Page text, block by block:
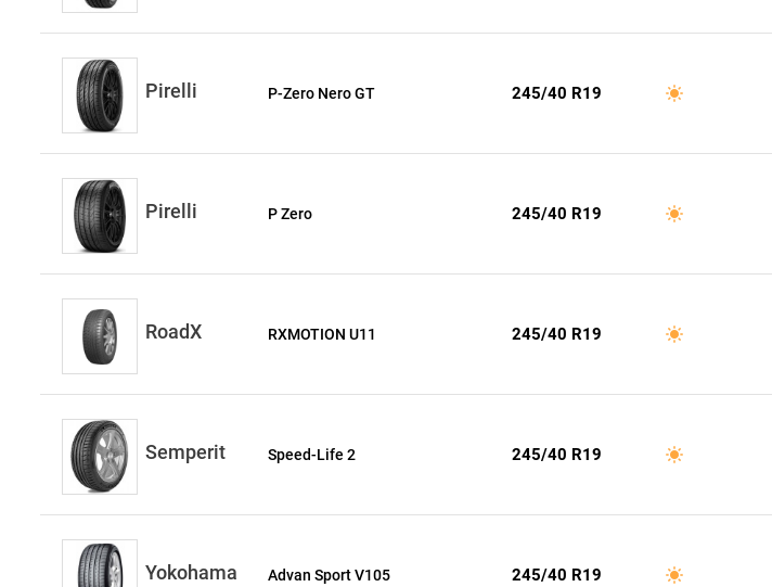
Pirelli P-Zero Nero GT 245/40 R19
Pirelli P Zero 245/40 R19
RoadX RXMOTION U11 245/40 R19
Semperit Speed-Life 2 245/40 R19
Yokohama Advan Sport V105 245/40 R19